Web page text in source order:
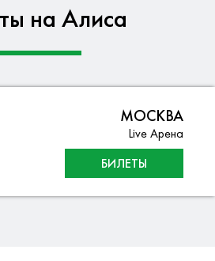
данных
на Алиса
МОСКВА
Live Арена
БИЛЕТЫ